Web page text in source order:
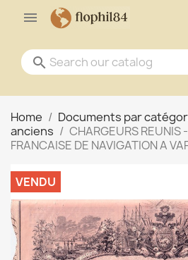

search
Home Documents par
anciens
CHARGEURS REUNIS
FRANCAISE DE NAVIGATION A
VENDU